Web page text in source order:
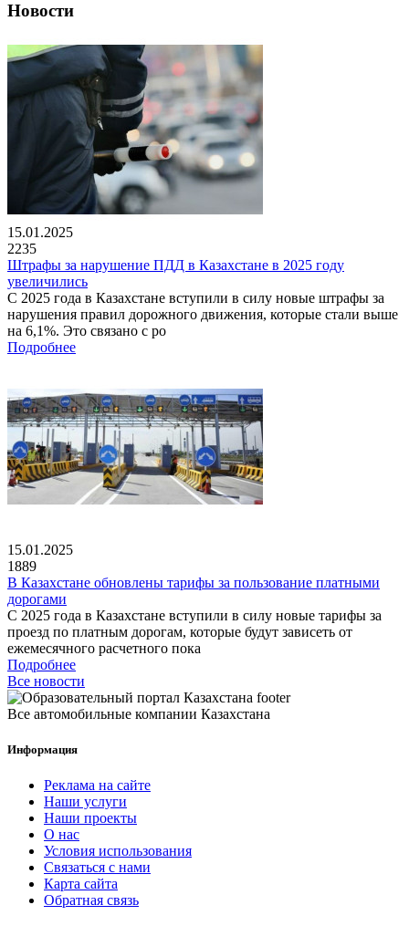
Новости
15.01.2025
2235
Штрафы за нарушение ПДД в Казахстане в 2025 году
увеличились
С 2025 года в Казахстане вступили в силу новые штрафы за
нарушения правил дорожного движения, которые стали выше
на 6,1%. Это связано с ро
Подробнее
15.01.2025
1889
В Казахстане обновлены тарифы за пользование платными
дорогами
С 2025 года в Казахстане вступили в силу новые тарифы за
проезд по платным дорогам, которые будут зависеть от
ежемесячного расчетного пока
Подробнее
Все новости
Все автомобильные компании Казахстана
Информация
Реклама на сайте
Наши услуги
Наши проекты
О нас
Условия использования
Связаться с нами
Карта сайта
Обратная связь